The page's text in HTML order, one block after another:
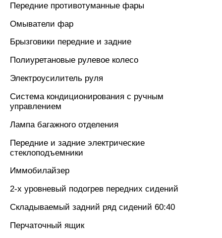
Передние противотуманные фары
Омыватели фар
Брызговики передние и задние
Полиуретановые рулевое колесо
Электроусилитель руля
Система кондиционирования с ручным
управлением
Лампа багажного отделения
Передние и задние электрические
стеклоподъемники
Иммобилайзер
2-х уровневый подогрев передних сидений
Складываемый задний ряд сидений 60:40
Перчаточный ящик